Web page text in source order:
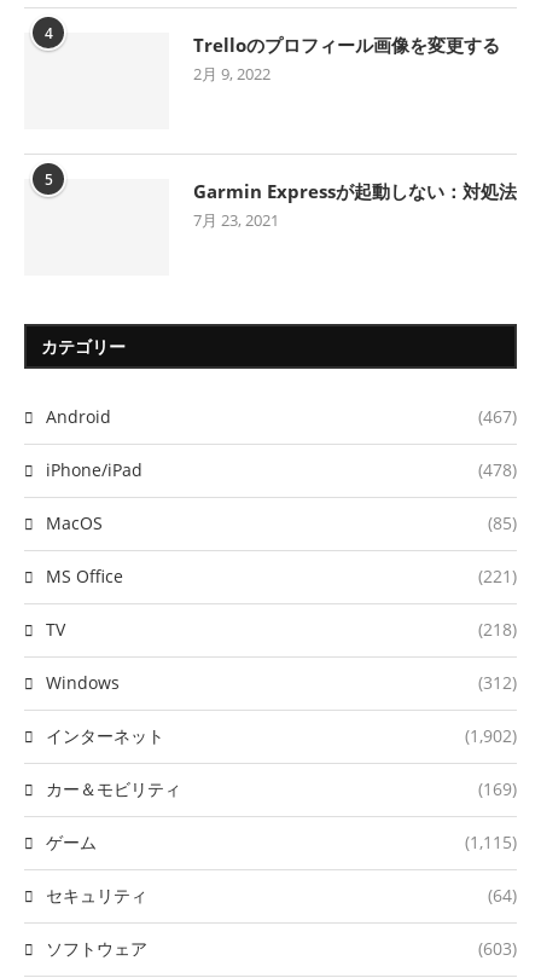
4 Trelloのプロフィール画像を変更する
2月 9, 2022
5 Garmin Expressが起動しない：対処法
7月 23, 2021
カテゴリー
Android (467)
iPhone/iPad (478)
MacOS (85)
MS Office (221)
TV (218)
Windows (312)
インターネット (1,902)
カー＆モビリティ (169)
ゲーム (1,115)
セキュリティ (64)
ソフトウェア (603)